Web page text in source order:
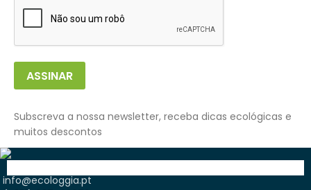
ASSINAR
Subscreva a nossa newsletter, receba dicas ecológicas e
muitos descontos
info@ecologgia.pt